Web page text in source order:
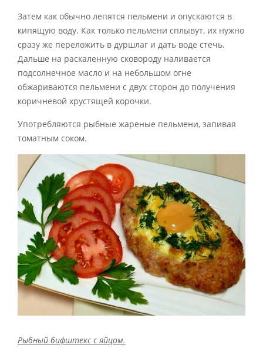
Затем как обычно лепятся пельмени и опускаются в
кипящую воду. Как только пельмени сплывут, их нужно
сразу же переложить в дуршлаг и дать воде стечь.
Дальше на раскаленную сковороду наливается
подсолнечное масло и на небольшом огне
обжариваются пельмени с двух сторон до получения
коричневой хрустящей корочки.
Употребляются рыбные жареные пельмени, запивая
томатным соком.
Рыбный бифштекс с яйцом.